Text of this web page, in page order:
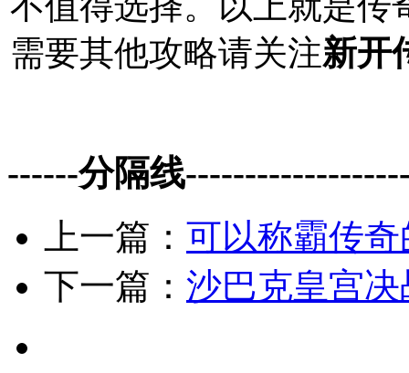
需要其他攻略请关注新开
------分隔线
上一篇： 可以称霸传
下一篇： 沙巴克皇宫